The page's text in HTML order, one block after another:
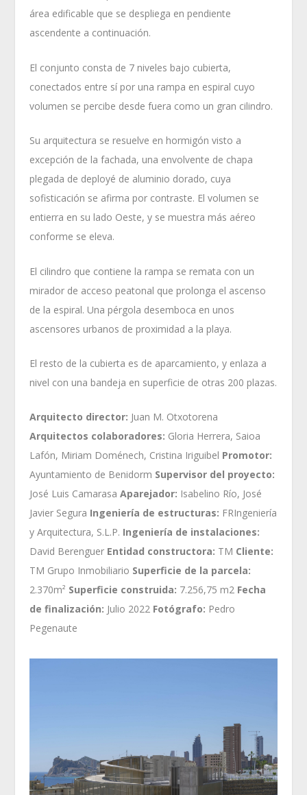
área edificable que se despliega en pendiente
ascendente a continuación.
El conjunto consta de 7 niveles bajo cubierta,
conectados entre sí por una rampa en espiral cuyo
volumen se percibe desde fuera como un gran cilindro.
Su arquitectura se resuelve en hormigón visto a
excepción de la fachada, una envolvente de chapa
plegada de deployé de aluminio dorado, cuya
sofisticación se afirma por contraste. El volumen se
entierra en su lado Oeste, y se muestra más aéreo
conforme se eleva.
El cilindro que contiene la rampa se remata con un
mirador de acceso peatonal que prolonga el ascenso
de la espiral. Una pérgola desemboca en unos
ascensores urbanos de proximidad a la playa.
El resto de la cubierta es de aparcamiento, y enlaza a
nivel con una bandeja en superficie de otras 200 plazas.
Arquitecto director: Juan M. Otxotorena
Arquitectos colaboradores: Gloria Herrera, Saioa
Lafón, Miriam Doménech, Cristina Iriguibel Promotor:
Ayuntamiento de Benidorm Supervisor del proyecto:
José Luis Camarasa Aparejador: Isabelino Río, José
Javier Segura Ingeniería de estructuras: FRIngeniería
y Arquitectura, S.L.P. Ingeniería de instalaciones:
David Berenguer Entidad constructora: TM Cliente:
TM Grupo Inmobiliario Superficie de la parcela:
2.370m² Superficie construida: 7.256,75 m2 Fecha
de finalización: Julio 2022 Fotógrafo: Pedro
Pegenaute